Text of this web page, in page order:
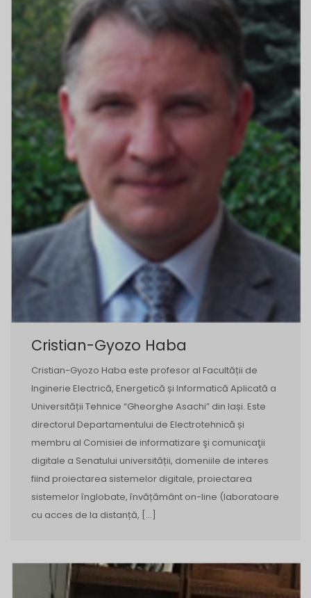
Cristian-Gyozo Haba
Cristian-Gyozo Haba este profesor al Facultății de
Inginerie Electrică, Energetică și Informatică Aplicată a
Universității Tehnice “Gheorghe Asachi” din Iași. Este
directorul Departamentului de Electrotehnică și
membru al Comisiei de informatizare şi comunicaţii
digitale a Senatului universității, domeniile de interes
fiind proiectarea sistemelor digitale, proiectarea
sistemelor înglobate, învățământ on-line (laboratoare
cu acces de la distanță, […]